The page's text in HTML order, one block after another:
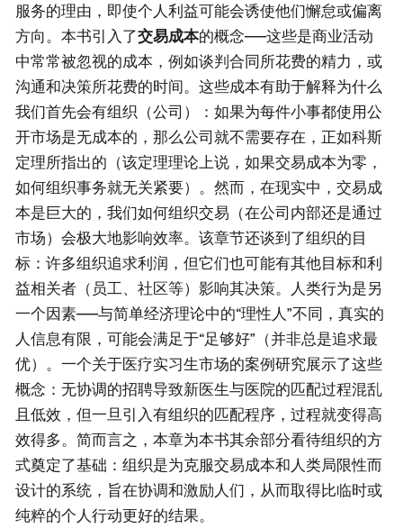
服务的理由，即使个人利益可能会诱使他们懈怠或偏离
方向。本书引入了交易成本的概念——这些是商业活动
中常常被忽视的成本，例如谈判合同所花费的精力，或
沟通和决策所花费的时间。这些成本有助于解释为什么
我们首先会有组织（公司）：如果为每件小事都使用公
开市场是无成本的，那么公司就不需要存在，正如科斯
定理所指出的（该定理理论上说，如果交易成本为零，
如何组织事务就无关紧要）。然而，在现实中，交易成
本是巨大的，我们如何组织交易（在公司内部还是通过
市场）会极大地影响效率。该章节还谈到了组织的目
标：许多组织追求利润，但它们也可能有其他目标和利
益相关者（员工、社区等）影响其决策。人类行为是另
一个因素——与简单经济理论中的“理性人”不同，真实的
人信息有限，可能会满足于“足够好”（并非总是追求最
优）。一个关于医疗实习生市场的案例研究展示了这些
概念：无协调的招聘导致新医生与医院的匹配过程混乱
且低效，但一旦引入有组织的匹配程序，过程就变得高
效得多。简而言之，本章为本书其余部分看待组织的方
式奠定了基础：组织是为克服交易成本和人类局限性而
设计的系统，旨在协调和激励人们，从而取得比临时或
纯粹的个人行动更好的结果。